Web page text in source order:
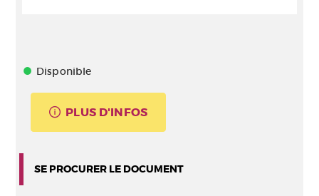
Disponible
PLUS D'INFOS
SE PROCURER LE DOCUMENT